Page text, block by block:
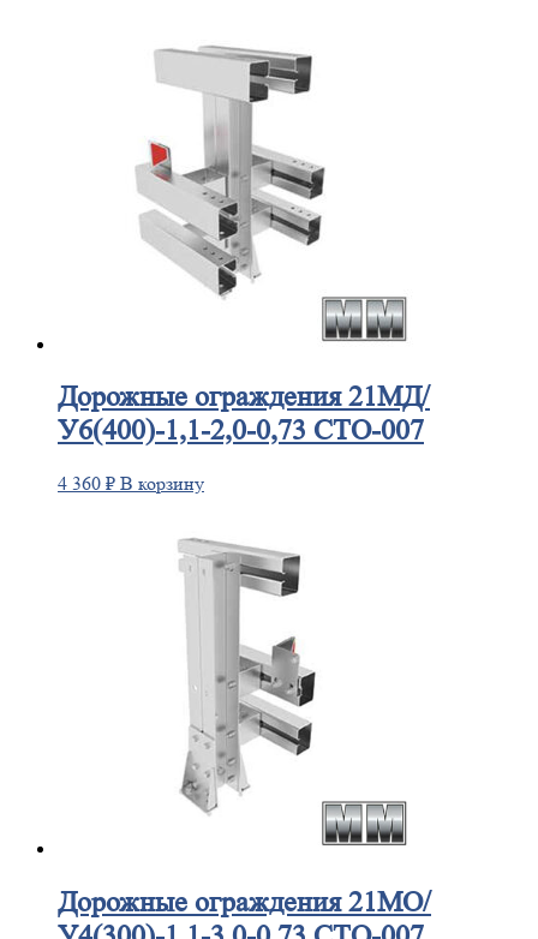
Дорожные ограждения 21МД/
У6(400)-1,1-2,0-0,73 СТО-007
4 360 ₽ В корзину
Дорожные ограждения 21МО/